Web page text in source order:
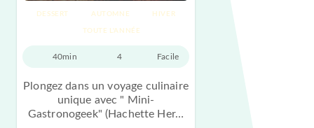
DESSERT AUTOMNE HIVER
TOUTE L'ANNÉE
40min 4 Facile
Plongez dans un voyage culinaire
unique avec " Mini-
Gastronogeek" (Hachette Her…